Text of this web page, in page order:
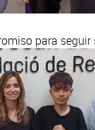
para